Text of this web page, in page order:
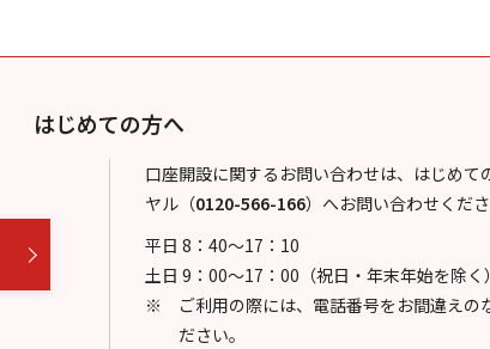
はじめての方へ
口座開設に関するお問い合わせは、はじめて
ヤル （0120-566-166） へお問い合わせくださ
平日 8：40～17：10
土日 9：00～17：00（祝日・年末年始を除く）
ご利用の際には、電話番号をお間違えの
ださい。